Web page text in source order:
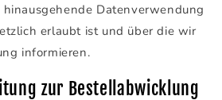
Datenverwendung
erlaubt ist und über die wir
informieren.
zur Bestellabwicklung